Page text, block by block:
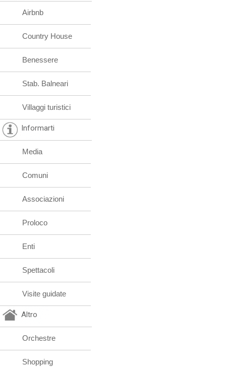
Airbnb
Country House
Benessere
Stab. Balneari
Villaggi turistici
Informarti
Media
Comuni
Associazioni
Proloco
Enti
Spettacoli
Visite guidate
Altro
Orchestre
Shopping